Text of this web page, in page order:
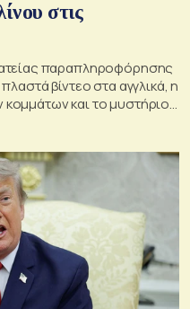
στις
παραπληροφόρησης
βίντεο στα αγγλικά, η
και το μυστήριο